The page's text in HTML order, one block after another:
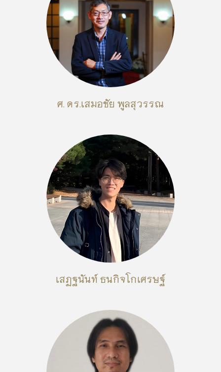
ศ. ดร.เสมอชัย พูลสุวรรณ
เสฏฐนันท์ ธนกิจโกเศรษฐ์